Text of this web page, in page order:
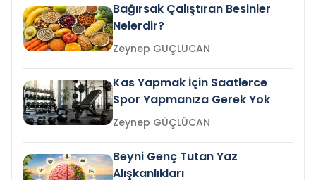
Bağırsak Çalıştıran Besinler
Nelerdir?
Zeynep GÜÇLÜCAN
Kas Yapmak İçin Saatlerce
Spor Yapmanıza Gerek Yok
Zeynep GÜÇLÜCAN
Beyni Genç Tutan Yaz
Alışkanlıkları